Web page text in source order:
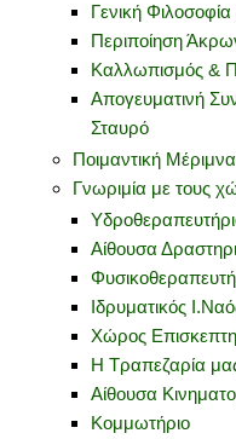
Γενική
Περιποίηση
Καλλωπισμός &
Απογευματινή
Σταυρό
Ποιμαντική Μέριμνα
Γνωριμία με τους
Αίθουσα
Ιδρυματικός
Χώρος
Η Τραπεζαρία
Αίθουσα
Κομμωτήριο